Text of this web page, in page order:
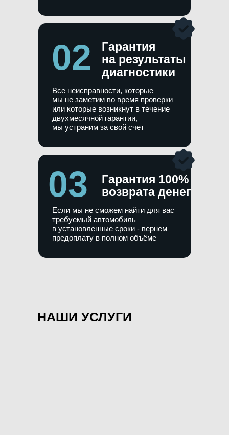
Гарантия
на результаты
диагностики
Все неисправности, которые
мы не заметим во время проверки
или которые возникнут в течение
двухмесячной гарантии,
мы устраним за свой счет
Гарантия 100%
возврата денег
Если мы не сможем найти для вас
требуемый автомобиль
в установленные сроки - вернем
предоплату в полном объёме
02
03
НАШИ УСЛУГИ